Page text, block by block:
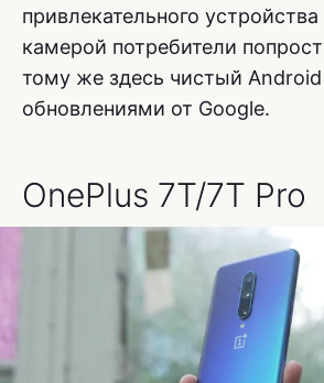
привлекательного
камерой потребители
тому же здесь чистый Android
обновлениями от Google.
OnePlus 7T/7T Pro